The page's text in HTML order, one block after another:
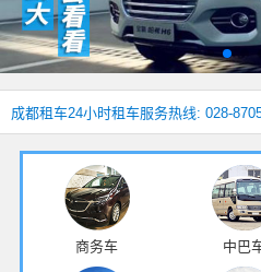
成都租车24小时租车服务热线: 028-
商务车 中巴